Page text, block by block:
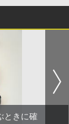
ときに確